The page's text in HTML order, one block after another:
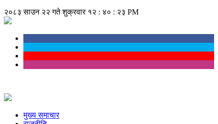
२०८३ साउन २२ गते शुक्रवार १२ : ४० : २३ PM
मुख्य समाचार